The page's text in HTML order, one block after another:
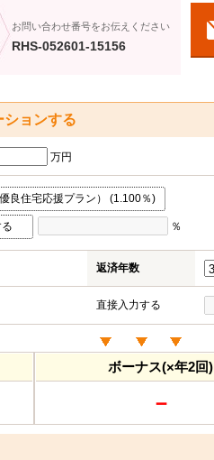
お問い合わせ番号をお伝えください
RHS-052601-15156
ションする
万円
良住宅応援プラン） (1.100％)
る ％
返済年数
直接入力する
ボーナス(×年2回)
－